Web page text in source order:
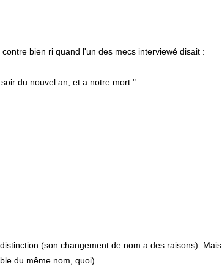
bien ri quand l'un des mecs interviewé disait :
du nouvel an, et a notre mort."
(son changement de nom a des raisons). Mais
du même nom, quoi).